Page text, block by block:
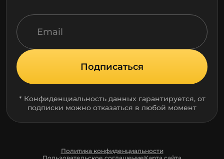
Подписаться
* Конфиденциальность данных гарантируется, от
подписки можно отказаться в любой момент
Политика конфиденциальности